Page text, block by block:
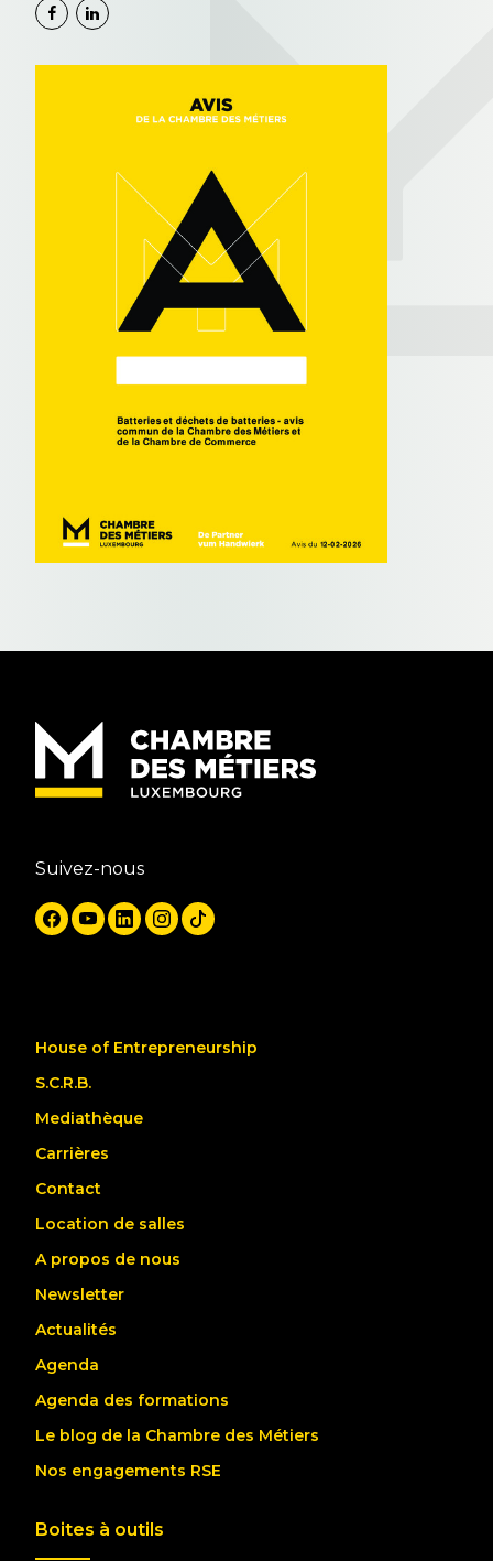
Suivez-nous
House of Entrepreneurship
S.C.R.B.
Mediathèque
Carrières
Contact
Location de salles
A propos de nous
Newsletter
Actualités
Agenda
Agenda des formations
Le blog de la Chambre des Métiers
Nos engagements RSE
Boites à outils